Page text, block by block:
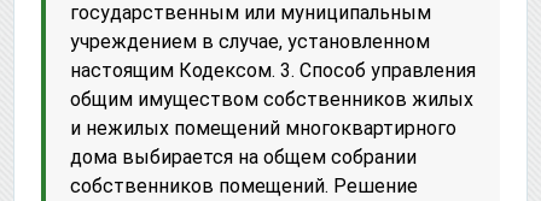
государственным или муниципальным
учреждением в случае, установленном
настоящим Кодексом. 3. Способ управления
общим имуществом собственников жилых
и нежилых помещений многоквартирного
дома выбирается на общем собрании
собственников помещений. Решение